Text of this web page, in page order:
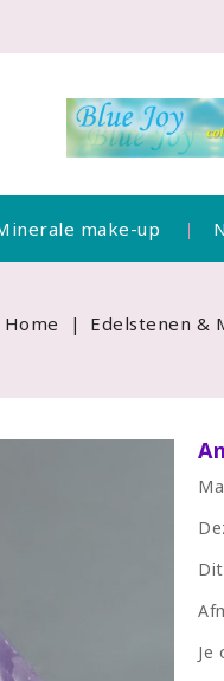
make-up
Home Edelstenen &
Je